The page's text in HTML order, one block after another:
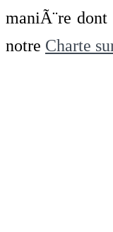
maniÃ¨re
notre Charte